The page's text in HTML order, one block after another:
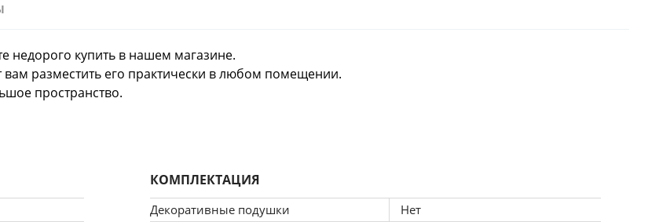
недорого купить в нашем магазине.
разместить его практически в любом помещении.
пространство.
приятный на ощупь материал велюр. Благодаря качественным
КОМПЛЕКТАЦИЯ
Декоративные подушки
Нет